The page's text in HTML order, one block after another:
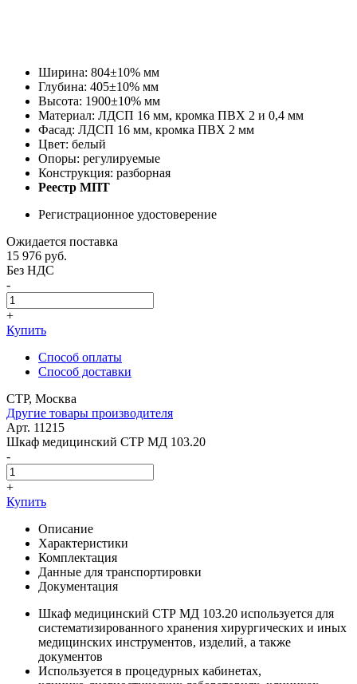
Ширина: 804±10% мм
Глубина: 405±10% мм
Высота: 1900±10% мм
Материал: ЛДСП 16 мм, кромка ПВХ 2 и 0,4 мм
Фасад: ЛДСП 16 мм, кромка ПВХ 2 мм
Цвет: белый
Опоры: регулируемые
Конструкция: разборная
Реестр МПТ
Регистрационное удостоверение
Ожидается поставка
15 976 руб.
Без НДС
-
+
Купить
Способ оплаты
Способ доставки
СТР, Москва
Другие товары производителя
Арт. 11215
Шкаф медицинский СТР МД 103.20
-
+
Купить
Описание
Характеристики
Комплектация
Данные для транспортировки
Документация
Шкаф медицинский СТР МД 103.20 используется для
систематизированного хранения хирургических и иных
медицинских инструментов, изделий, а также
документов
Используется в процедурных кабинетах,